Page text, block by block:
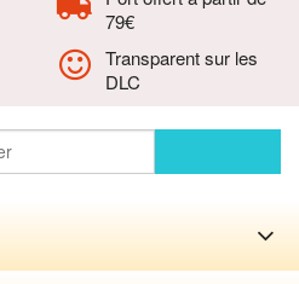
79€
Transparent sur les
DLC